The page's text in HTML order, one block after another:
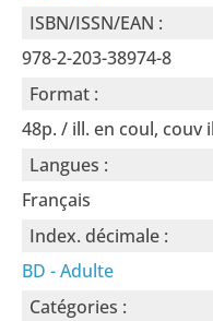
ISBN/ISSN/EAN :
978-2-203-38974-8
Format :
48p. / ill. en coul, couv
Langues :
Français
Index. décimale :
BD - Adulte
Catégories :